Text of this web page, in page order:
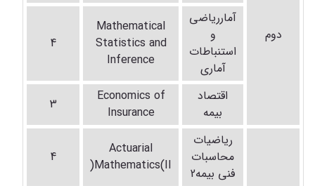
دوم
آمارریاضی
و
استنباطات
آماری
Mathematical
Statistics and
Inference
4
اقتصاد
بیمه
Economics of
Insurance
3
ریاضیات
محاسبات
فنی بیمه2
Actuarial
Mathematics(II(
4